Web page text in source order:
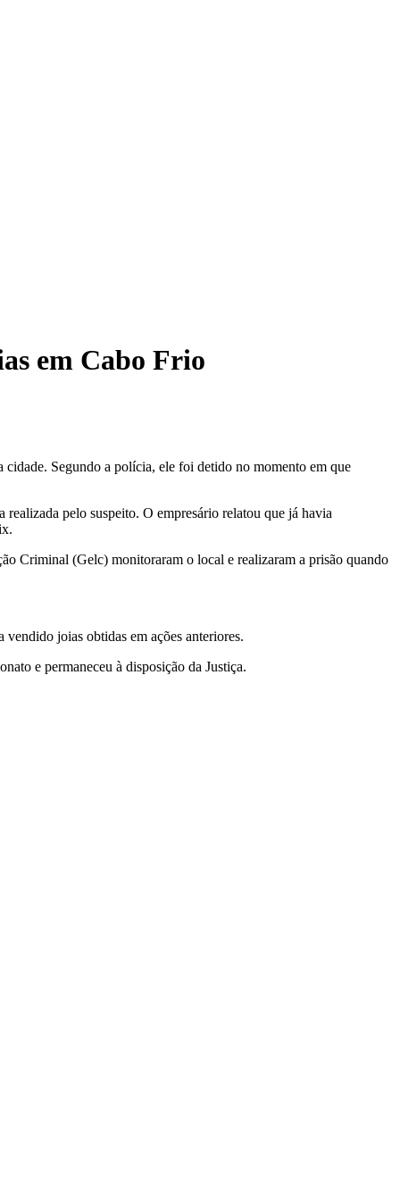
em Cabo Frio
Segundo a polícia, ele foi detido no momento em que
pelo suspeito. O empresário relatou que já havia
Criminal (Gelc) monitoraram o local e realizaram a prisão quando
joias obtidas em ações anteriores.
e permaneceu à disposição da Justiça.